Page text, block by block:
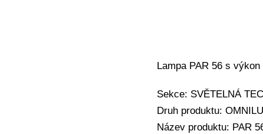
Lampa PAR 56 s
Sekce: SVĚTELNÁ
Druh produktu:
Název produktu: PAR